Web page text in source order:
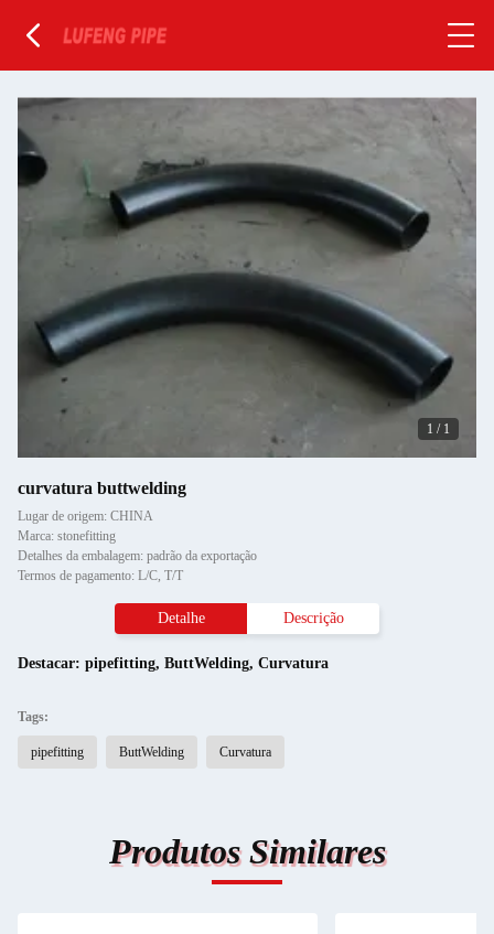
1 / 1
curvatura buttwelding
Lugar de origem: CHINA
Marca: stonefitting
Detalhes da embalagem: padrão da exportação
Termos de pagamento: L/C, T/T
Detalhe Descrição
Destacar: pipefitting, ButtWelding, Curvatura
Tags:
pipefitting ButtWelding Curvatura
Produtos Similares